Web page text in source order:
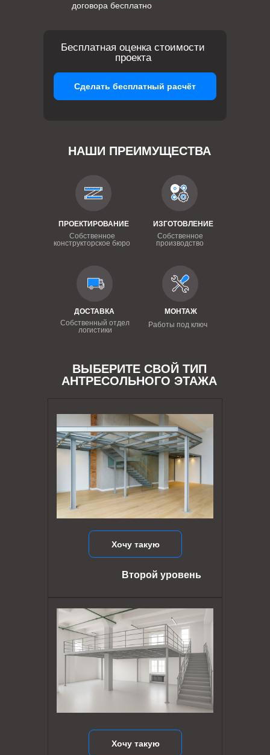
договора бесплатно
НАШИ ПРЕИМУЩЕСТВА
ПРОЕКТИРОВАНИЕ
Собственное
конструкторское бюро
ИЗГОТОВЛЕНИЕ
Собственное
производство
ДОСТАВКА
Собственный отдел
логистики
МОНТАЖ
Работы под ключ
Бесплатная оценка стоимости
проекта
Сделать бесплатный расчёт
ВЫБЕРИТЕ СВОЙ ТИП
АНТРЕСОЛЬНОГО ЭТАЖА
Хочу такую
Хочу такую
Второй уровень